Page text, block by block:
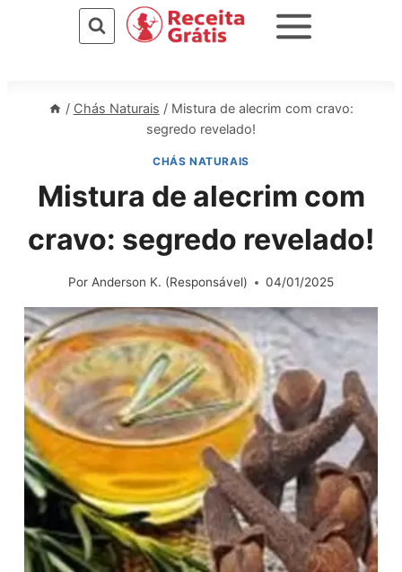
/ Chás Naturais / Mistura de alecrim com cravo:
segredo revelado!
CHÁS NATURAIS
Mistura de alecrim com
cravo: segredo revelado!
Por Anderson K. (Responsável) 04/01/2025